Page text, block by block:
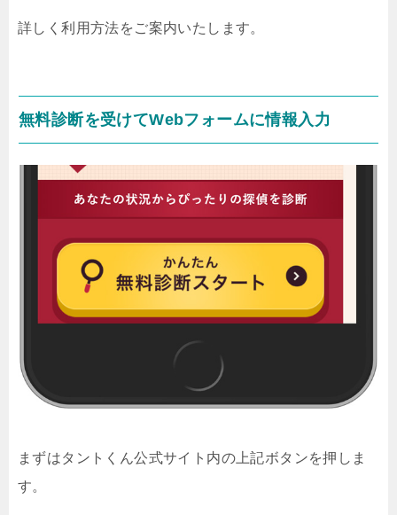
詳しく利用方法をご案内いたします。
無料診断を受けてWebフォームに情報入力
まずはタントくん公式サイト内の上記ボタンを押しま
す。